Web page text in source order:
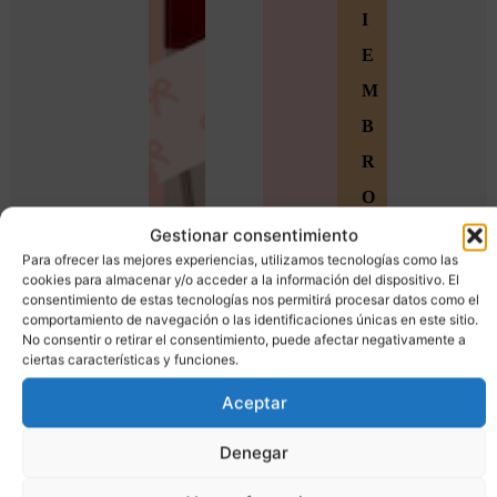
Gestionar consentimiento
Para ofrecer las mejores experiencias, utilizamos tecnologías como las
cookies para almacenar y/o acceder a la información del dispositivo. El
consentimiento de estas tecnologías nos permitirá procesar datos como el
comportamiento de navegación o las identificaciones únicas en este sitio.
No consentir o retirar el consentimiento, puede afectar negativamente a
ciertas características y funciones.
Aceptar
Denegar
I
E
M
B
R
O
Ú
n
e
t